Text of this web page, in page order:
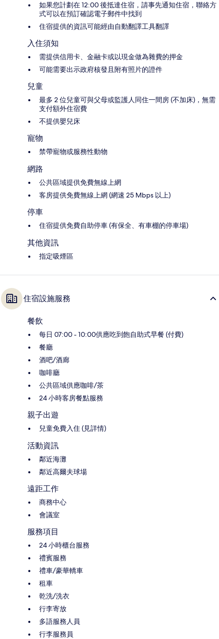
如果您計劃在 12:00 後抵達住宿，請事先通知住宿，聯絡方
式可以在預訂確認電子郵件中找到
住宿提供的資訊可能經由自動翻譯工具翻譯
入住須知
需提供信用卡、金融卡或以現金做為雜費的押金
可能需要出示政府核發且附有照片的證件
兒童
最多 2 位兒童可與父母或監護人同住一間房 (不加床)，無需
支付額外住宿費
不提供嬰兒床
寵物
禁帶寵物或服務性動物
網路
公共區域提供免費無線上網
客房提供免費無線上網 (網速 25 Mbps 以上)
停車
住宿提供免費自助停車 (有保全、有車棚的停車場)
其他資訊
指定吸煙區
住宿設施服務
餐飲
每日 07:00 - 10:00供應吃到飽自助式早餐 (付費)
餐廳
酒吧/酒廊
咖啡廳
公共區域供應咖啡/茶
24 小時客房餐點服務
親子出遊
兒童免費入住 (見詳情)
活動資訊
鄰近海灘
鄰近高爾夫球場
遠距工作
商務中心
會議室
服務項目
24 小時櫃台服務
禮賓服務
禮車/豪華轎車
租車
乾洗/洗衣
行李寄放
多語服務人員
行李服務員